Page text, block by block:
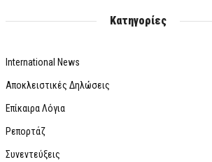
Κατηγορίες
International News
Αποκλειστικές Δηλώσεις
Επίκαιρα Λόγια
Ρεπορτάζ
Συνεντεύξεις